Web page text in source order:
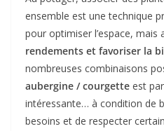
ensemble est une technique
pour optimiser l’espace, mais
rendements et favoriser la
nombreuses combinaisons
aubergine / courgette est
intéressante… à condition de
besoins et de respecter